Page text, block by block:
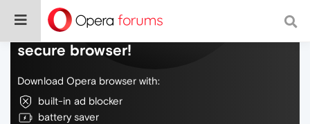
Do more on the web, with a fast and
secure browser!
Download Opera browser with:
built-in ad blocker
battery saver